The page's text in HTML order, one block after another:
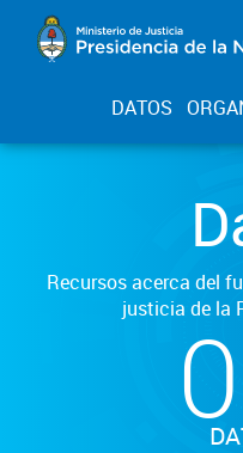
DATOS
Recursos acerca del
justicia de la